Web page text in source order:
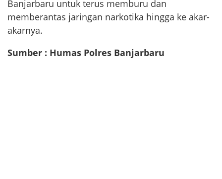
Banjarbaru untuk terus memburu dan
memberantas jaringan narkotika hingga ke akar-
akarnya.
Sumber : Humas Polres Banjarbaru